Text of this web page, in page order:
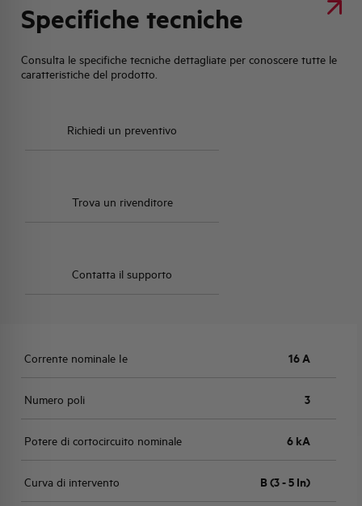
Specifiche tecniche
Consulta le specifiche tecniche dettagliate per conoscere tutte le
caratteristiche del prodotto.
Richiedi un preventivo
Trova un rivenditore
Contatta il supporto
Corrente nominale Ie 16 A
Numero poli 3
Potere di cortocircuito nominale 6 kA
Curva di intervento B (3 - 5 In)